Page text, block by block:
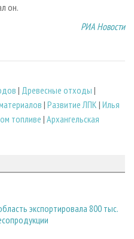
он.
РИА Новости
| Древесные отходы |
| Развитие ЛПК | Илья
топливе | Архангельская
экспортировала 800 тыс.